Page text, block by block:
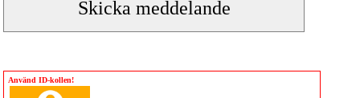
Använd ID-kollen!